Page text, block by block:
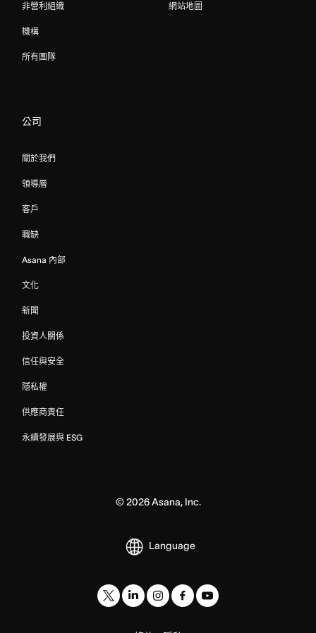
非營利組織
機構
所有團隊
網站地圖
公司
關於我們
領導層
客戶
職缺
Asana 內部
文化
新聞
投資人關係
信任與安全
隱私權
供應商責任
永續發展與 ESG
© 2026Asana, Inc.
Language